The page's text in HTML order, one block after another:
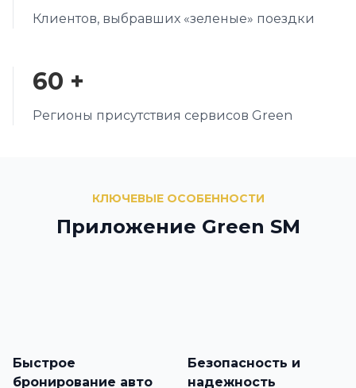
Клиентов, выбравших «зеленые» поездки
60 +
Регионы присутствия сервисов Green
КЛЮЧЕВЫЕ ОСОБЕННОСТИ
Приложение Green SM
Быстрое
бронирование авто
Безопасность и
надежность